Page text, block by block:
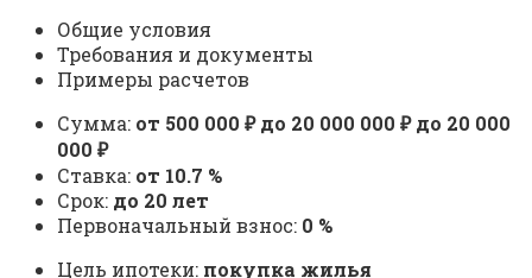
Общие условия
Требования и документы
Примеры расчетов
Сумма: от 500 000 ₽ до 20 000 000 ₽ до 20 000
000 ₽
Ставка: от 10.7 %
Срок: до 20 лет
Первоначальный взнос: 0 %
Цель ипотеки: покупка жилья